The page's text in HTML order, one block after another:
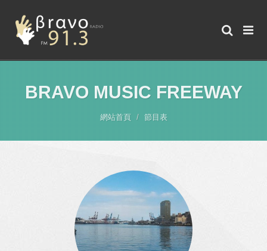
BRAVO MUSIC FREEWAY
網站首頁 節目表